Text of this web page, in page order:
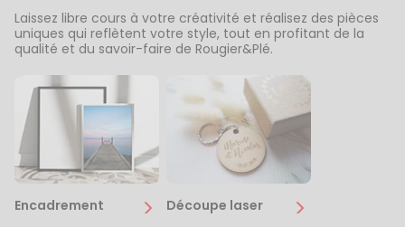
Laissez libre cours à votre créativité et réalisez des pièces
uniques qui reflètent votre style, tout en profitant de la
qualité et du savoir-faire de Rougier&Plé.
Encadrement Découpe laser